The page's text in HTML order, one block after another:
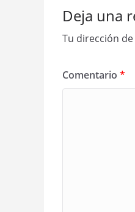
Deja una
Tu dirección
Comentario *